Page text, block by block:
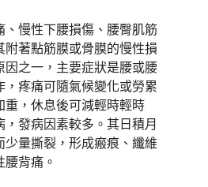
、慢性下腰損傷、腰臀肌筋
著點筋膜或骨膜的慢性損
之一，主要症狀是腰或腰
疼痛可隨氣候變化或勞累
重，休息後可減輕時輕時
發病因素較多。其日積月
量撕裂，形成瘢痕、纖維
背痛。